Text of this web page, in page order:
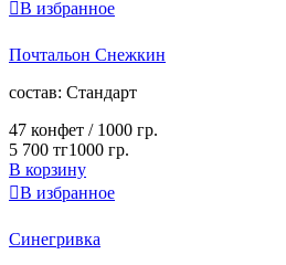
В избранное
Почтальон Снежкин
cостав: Стандарт
47 конфет / 1000 гр.
5 700 тг1000 гр.
В корзину
В избранное
Синегривка